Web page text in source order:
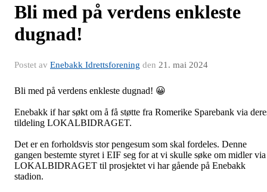
Bli med på verdens enkleste
dugnad!
Postet av Enebakk Idrettsforening den 21. mai 2024
Bli med på verdens enkleste dugnad! 😀
Enebakk if har søkt om å få støtte fra Romerike Sparebank via
tildeling LOKALBIDRAGET.
Det er en forholdsvis stor pengesum som skal fordeles. Denne
gangen bestemte styret i EIF seg for at vi skulle søke om midler via
LOKALBIDRAGET til prosjektet vi har gående på Enebakk
stadion.